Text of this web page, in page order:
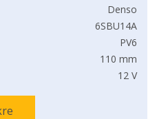
Denso
6SBU14A
PV6
110 mm
12 V